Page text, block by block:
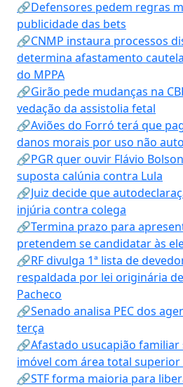
🔗Defensores pedem regras
publicidade das bets
🔗CNMP instaura processos
determina afastamento
do MPPA
🔗Girão pede mudanças na
vedação da assistolia fetal
🔗Aviões do Forró terá que
danos morais por uso não
🔗PGR quer ouvir Flávio
suposta calúnia contra Lula
🔗Juiz decide que
injúria contra colega
🔗Termina prazo para
pretendem se candidatar às
🔗RF divulga 1ª lista de
respaldada por lei originária
Pacheco
🔗Senado analisa PEC dos
terça
🔗Afastado usucapião
imóvel com área total superior
🔗STF forma maioria para